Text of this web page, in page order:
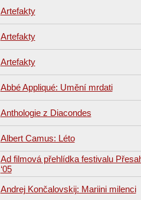
Artefakty
Artefakty
Artefakty
Abbé Appliqué: Umění mrdati
Anthologie z Diacondes
Albert Camus: Léto
Ad filmová přehlídka festivalu
‘05
Andrej Končalovskij: Mariini milenci